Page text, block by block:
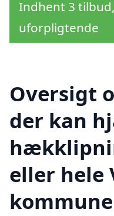
Indhent 3
uforpligtende
Oversigt
der kan
eller hele
kommune